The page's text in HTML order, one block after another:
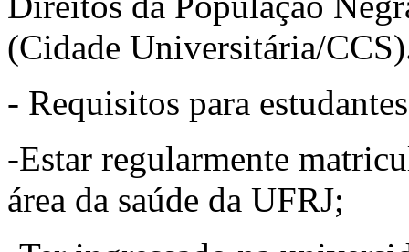
(Cidade Universitária/
- Requisitos para
-Estar regularmente
área da saúde da UFRJ;